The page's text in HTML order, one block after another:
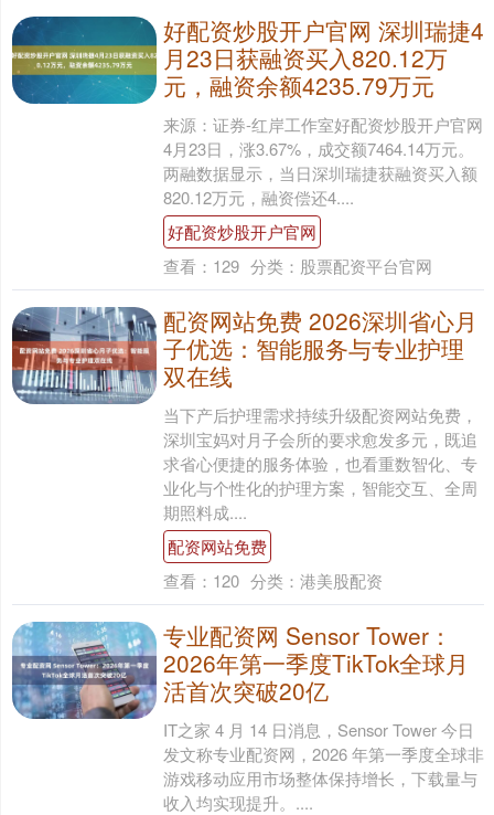
好配资炒股开户官网 深圳瑞捷4
月23日获融资买入820.12万
元，融资余额4235.79万元
来源：证券-红岸工作室好配资炒股开户官网
4月23日，涨3.67%，成交额7464.14万元。
两融数据显示，当日深圳瑞捷获融资买入额
820.12万元，融资偿还4....
好配资炒股开户官网
查看： 129 分类： 股票配资平台官网
配资网站免费 2026深圳省心月
子优选：智能服务与专业护理
双在线
当下产后护理需求持续升级配资网站免费，
深圳宝妈对月子会所的要求愈发多元，既追
求省心便捷的服务体验，也看重数智化、专
业化与个性化的护理方案，智能交互、全周
期照料成....
配资网站免费
查看： 120 分类： 港美股配资
专业配资网 Sensor Tower：
2026年第一季度TikTok全球月
活首次突破20亿
IT之家 4 月 14 日消息，Sensor Tower 今日
发文称专业配资网，2026 年第一季度全球非
游戏移动应用市场整体保持增长，下载量与
收入均实现提升。....